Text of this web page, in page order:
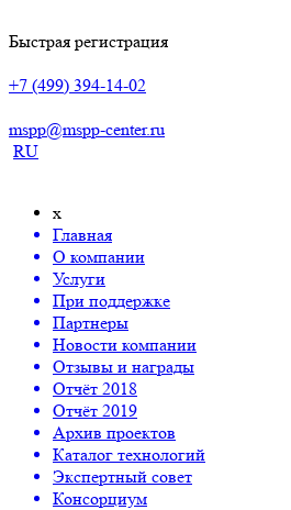
Быстрая регистрация
+7 (499) 394-14-02
mspp@mspp-center.ru
RU
x
Главная
О компании
Услуги
При поддержке
Партнеры
Новости компании
Отзывы и награды
Отчёт 2018
Отчёт 2019
Архив проектов
Каталог технологий
Экспертный совет
Консорциум